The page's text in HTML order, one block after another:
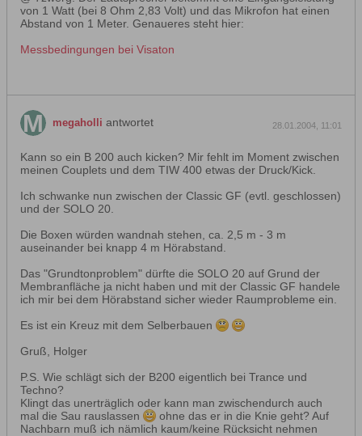
von 1 Watt (bei 8 Ohm 2,83 Volt) und das Mikrofon hat einen
Abstand von 1 Meter. Genaueres steht hier:
Messbedingungen bei Visaton
megaholli antwortet 28.01.2004, 11:01
Kann so ein B 200 auch kicken? Mir fehlt im Moment zwischen
meinen Couplets und dem TIW 400 etwas der Druck/Kick.
Ich schwanke nun zwischen der Classic GF (evtl. geschlossen)
und der SOLO 20.
Die Boxen würden wandnah stehen, ca. 2,5 m - 3 m
auseinander bei knapp 4 m Hörabstand.
Das "Grundtonproblem" dürfte die SOLO 20 auf Grund der
Membranfläche ja nicht haben und mit der Classic GF handele
ich mir bei dem Hörabstand sicher wieder Raumprobleme ein.
Es ist ein Kreuz mit dem Selberbauen
Gruß, Holger
P.S. Wie schlägt sich der B200 eigentlich bei Trance und
Techno?
Klingt das unerträglich oder kann man zwischendurch auch
mal die Sau rauslassen
ohne das er in die Knie geht? Auf
Nachbarn muß ich nämlich kaum/keine Rücksicht nehmen